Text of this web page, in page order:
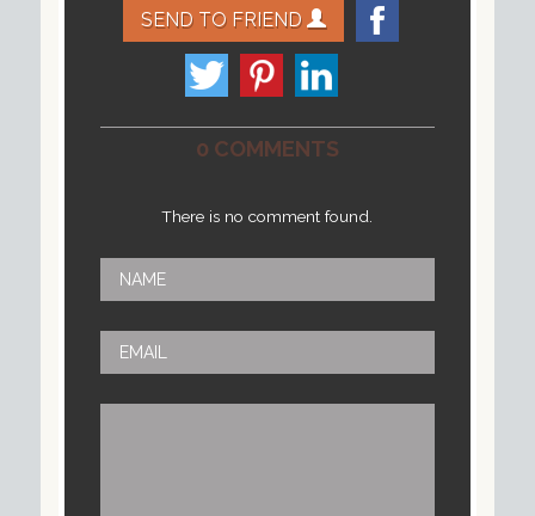
SEND TO FRIEND
0 COMMENTS
There is no comment found.